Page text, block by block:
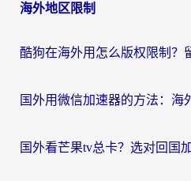
海外地区限制